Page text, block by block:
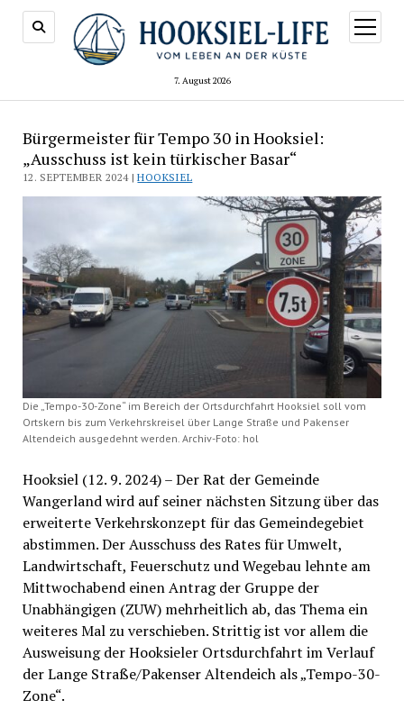
7. August 2026
Menü
öffnen
Bürgermeister für Tempo 30 in Hooksiel:
„Ausschuss ist kein türkischer Basar“
12. SEPTEMBER 2024 |HOOKSIEL
Die „Tempo-30-Zone“ im Bereich der Ortsdurchfahrt Hooksiel soll vom
Ortskern bis zum Verkehrskreisel über Lange Straße und Pakenser
Altendeich ausgedehnt werden. Archiv-Foto: hol
Hooksiel (12. 9. 2024) – Der Rat der Gemeinde
Wangerland wird auf seiner nächsten Sitzung über das
erweiterte Verkehrskonzept für das Gemeindegebiet
abstimmen. Der Ausschuss des Rates für Umwelt,
Landwirtschaft, Feuerschutz und Wegebau lehnte am
Mittwochabend einen Antrag der Gruppe der
Unabhängigen (ZUW) mehrheitlich ab, das Thema ein
weiteres Mal zu verschieben. Strittig ist vor allem die
Ausweisung der Hooksieler Ortsdurchfahrt im Verlauf
der Lange Straße/Pakenser Altendeich als „Tempo-30-
Zone“.